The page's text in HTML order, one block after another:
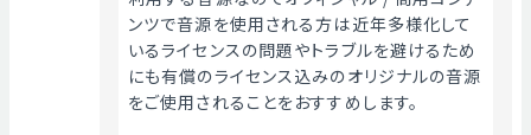
ンツで音源を使用される方は近年多様化して
いるライセンスの問題やトラブルを避けるため
にも有償のライセンス込みのオリジナルの音源
をご使用されることをおすすめします。